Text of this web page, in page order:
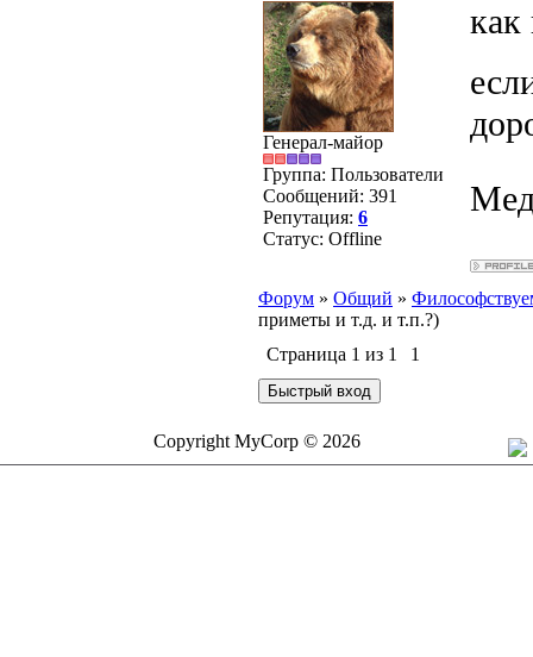
Генерал-майор
Группа: Пользователи
Сообщений: 391
Репутация: 6
Статус: Offline
как
Форум » Общий »
приметы и т.д. и т.п.?)
Страница 1 из 1 1
Copyright MyCorp © 2026